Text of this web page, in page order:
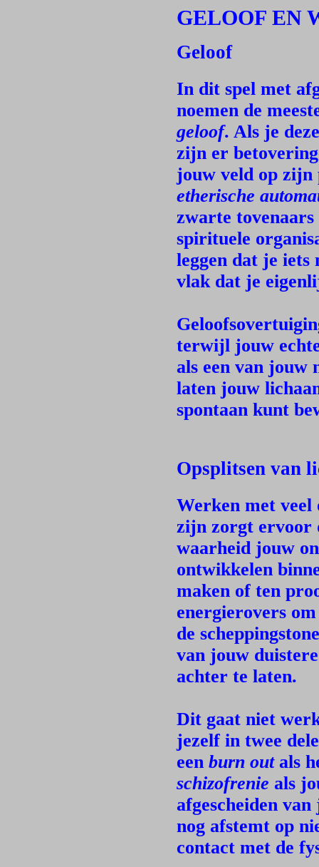
GELOOF EN
Geloof
In dit spel met
noemen de
geloof. Als je
zijn er
jouw veld op zijn
etherische
zwarte
spirituele
leggen dat je iets
vlak dat je
terwijl jouw
als een van jouw
laten jouw
spontaan kunt
Opsplitsen van
Werken met
zijn zorgt ervoor
waarheid jouw
ontwikkelen
maken of ten
energierovers
de
van jouw
achter te laten.
Dit gaat niet
jezelf in twee
een burn outals
schizofrenie als
afgescheiden
nog afstemt op
contact met de